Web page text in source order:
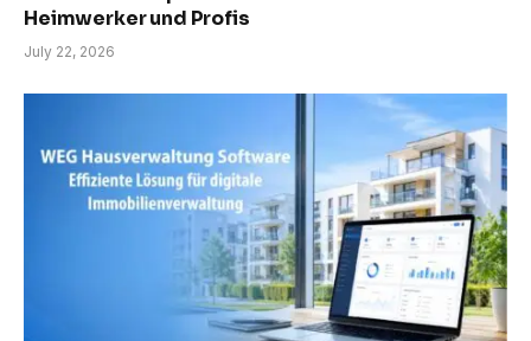
Heimwerker und Profis
July 22, 2026